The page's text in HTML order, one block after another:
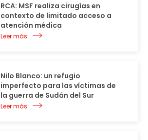
RCA: MSF realiza cirugías en
contexto de limitado acceso a
atención médica
Leer más
Nilo Blanco: un refugio
imperfecto para las víctimas de
la guerra de Sudán del Sur
Leer más